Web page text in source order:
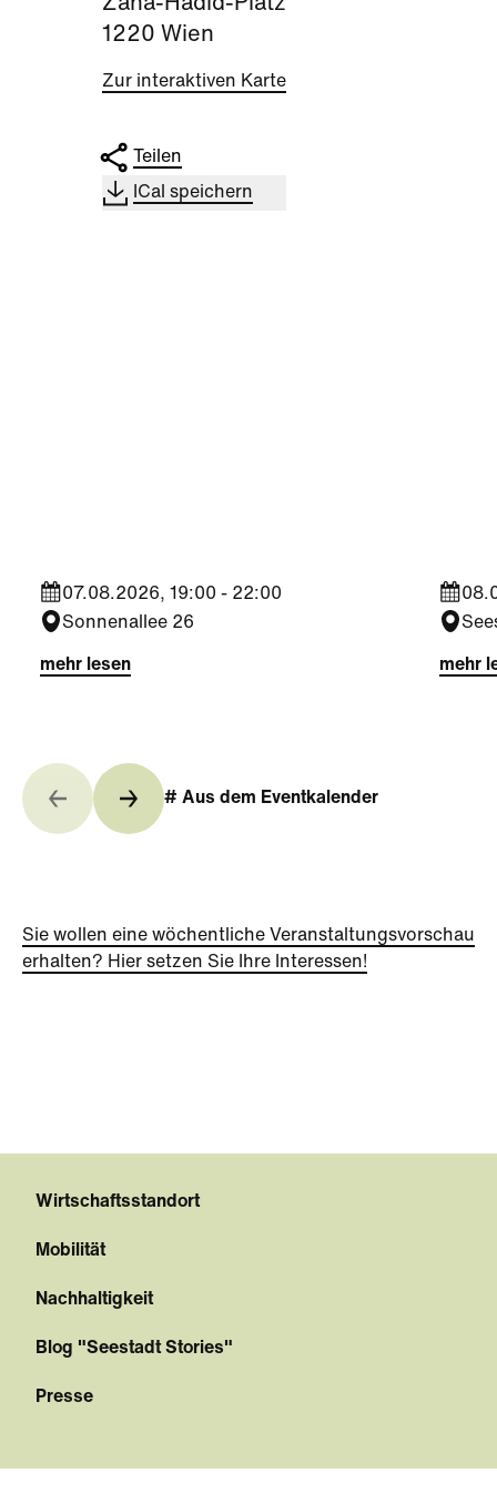
Zaha-Hadid-Platz
1220 Wien
Zur interaktiven Karte
Teilen
ICal speichern
07.08.2026, 19:00 - 22:00
Sonnenallee 26
mehr lesen mehr
# Aus dem Eventkalender
Sie wollen eine wöchentliche Veranstaltungsvorschau
erhalten? Hier setzen Sie Ihre Interessen!
Wirtschaftsstandort
Mobilität
Nachhaltigkeit
Blog "Seestadt Stories"
Presse